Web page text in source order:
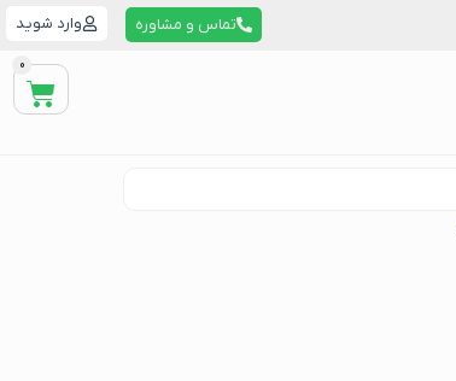
تماس و مشاوره وارد شوید
0